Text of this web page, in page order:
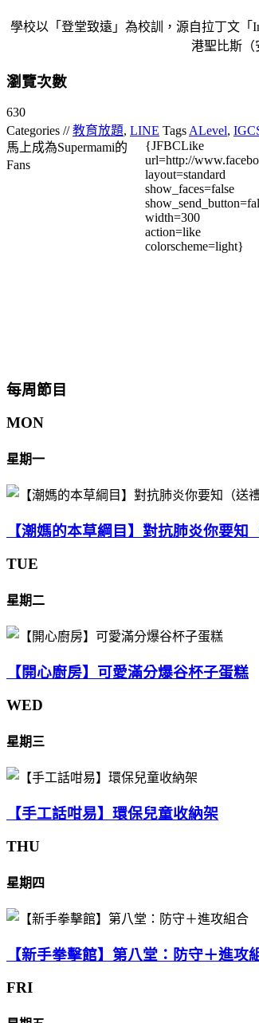
學校以「登堂致遠」為校訓，源自拉丁文「
港聖比斯（
瀏覽次數
630
Categories //教育放題, LINE Tags ALevel,
馬上成為Supermami的
Fans
{JFBCLike
url=http://
layout=standard
show_faces=false
width=300
action=like
colorscheme=light}
每周節目
MON
星期一
【潮媽的本草綱目】對抗肺炎你要知
TUE
星期二
【開心廚房】可愛滿分爆谷杯子蛋糕
WED
星期三
【手工話咁易】環保兒童收納架
THU
星期四
【新手拳擊館】第八堂：防守＋進攻
FRI